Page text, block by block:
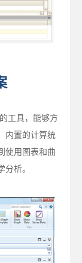
工具，能够方
内置的计算统
使用图表和曲
析。